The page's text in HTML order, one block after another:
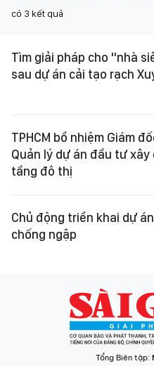
có 3 kết quả
Tìm giải pháp cho "nhà
sau dự án cải tạo rạch
TPHCM bổ nhiệm Giám
Quản lý dự án đầu tư xây
tầng đô thị
Chủ động triển khai dự
chống ngập
Tổng Biên tập: